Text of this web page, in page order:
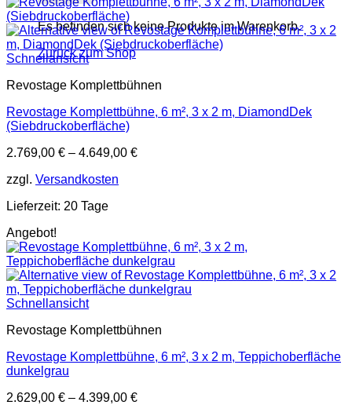
Es befinden sich keine Produkte im Warenkorb.
Zurück zum Shop
Schnellansicht
Revostage Komplettbühnen
Revostage Komplettbühne, 6 m², 3 x 2 m, DiamondDek
(Siebdruckoberfläche)
2.769,00 € – 4.649,00 €
zzgl. Versandkosten
Lieferzeit: 20 Tage
Angebot!
Schnellansicht
Revostage Komplettbühnen
Revostage Komplettbühne, 6 m², 3 x 2 m, Teppichoberfläche
dunkelgrau
2.629,00 € – 4.399,00 €